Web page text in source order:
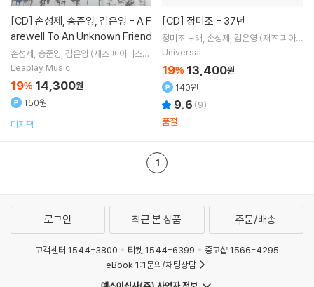
[CD] 손성제, 송준영, 김은영 - A F
arewell To An Unknown Friend
손성제 송준영 김은영 (재즈 피아니스
트)연주
Leaplay Music
19% 14,300원
150원
디지팩
[CD] 정미조 - 37년
정미조 노래 손성제 김은영 (재즈 피아니
스트) 고상지
Universal
19% 13,400원
140원
9.6 (9)
품절
1
로그인 최근 본 상품 주문/배송
고객센터 1544-3800 티켓 1544-6399
중고샵 1566-4295
eBook 1:1문의/채팅상담